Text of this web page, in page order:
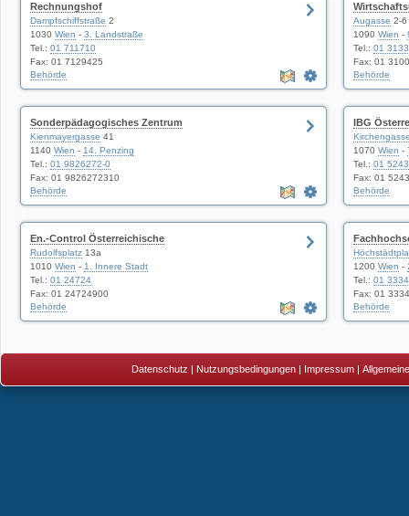
Rechnungshof
Dampfschiffstraße 2
1030 Wien - 3. Landstraße
Tel.: 01 711710
Fax: 01 7129425
Behörde
Augasse 2-6
1090 Wien -
Tel.: 01
Fax: 01
Behörde
Sonderpädagogisches Zentrum
Kienmayergasse 41
1140 Wien - 14. Penzing
Tel.: 01 9826272-0
Fax: 01 9826272310
Behörde
IBG
1070 Wien -
Tel.: 01
Fax: 01
Behörde
En.-Control Österreichische
Rudolfsplatz 13a
1010 Wien - 1. Innere Stadt
Tel.: 01 24724
Fax: 01 24724900
Behörde
1200 Wien -
Tel.: 01
Fax: 01
Behörde
Datenschutz | Nutzungsbedingungen| Impressum|